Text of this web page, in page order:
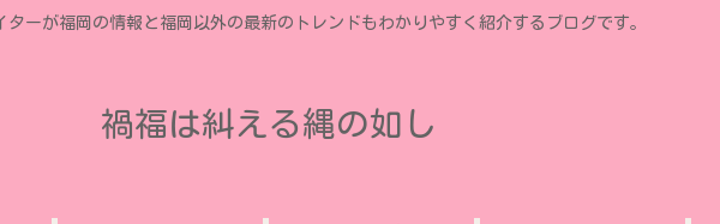
ターが福岡の情報と福岡以外の最新のトレンドもわかりやすく紹介するブログです。
禍福は糾える縄の如し